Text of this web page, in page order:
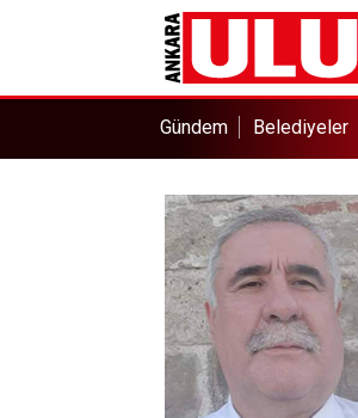
Gündem Belediyeler